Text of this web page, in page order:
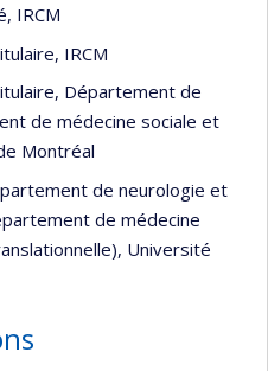
IRCM
IRCM
Département de
de médecine sociale et
Montréal
de neurologie et
de médecine
Université